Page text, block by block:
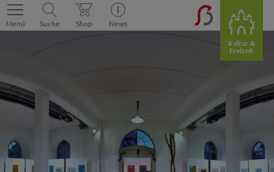
Menü Suche Shop
News
Kultur &
Freizeit